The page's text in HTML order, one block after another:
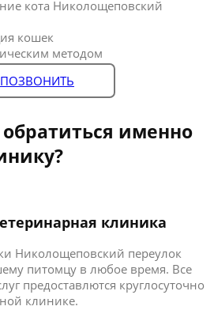
кота Николощеповский
кошек
методом
ПОЗВОНИТЬ
именно
клиника
Николощеповский переулок
питомцу в любое время. Все
предоставлются круглосуточно
клинике.